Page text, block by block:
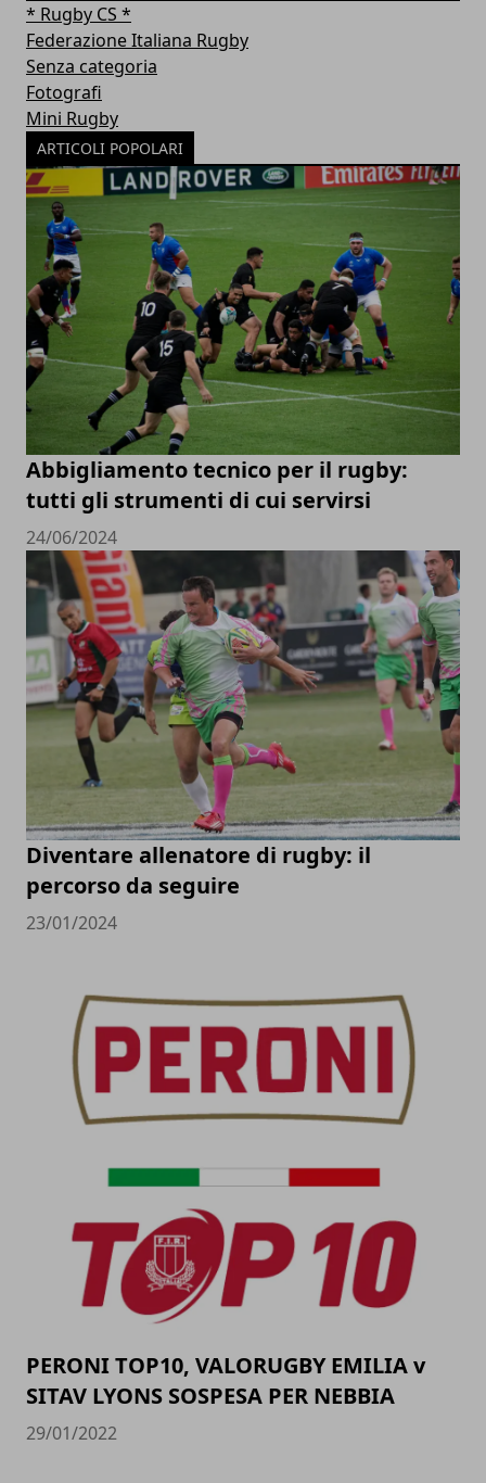
* Rugby CS *
Federazione Italiana Rugby
Senza categoria
Fotografi
Mini Rugby
ARTICOLI POPOLARI
Abbigliamento tecnico per il rugby:
tutti gli strumenti di cui servirsi
24/06/2024
Diventare allenatore di rugby: il
percorso da seguire
23/01/2024
PERONI TOP10, VALORUGBY EMILIA v
SITAV LYONS SOSPESA PER NEBBIA
29/01/2022